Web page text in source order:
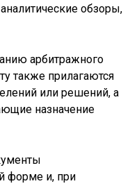
обзоры,
арбитражного
также прилагаются
или решений, а
назначение
форме и, при